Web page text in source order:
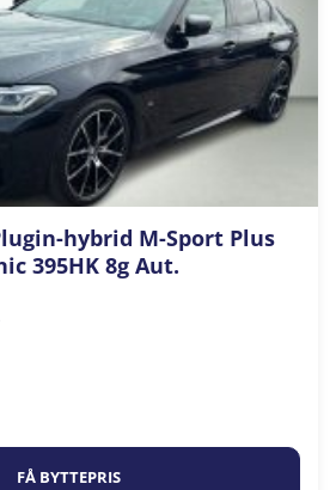
hybrid M-Sport Plus
395HK 8g Aut.
FÅ BYTTEPRIS